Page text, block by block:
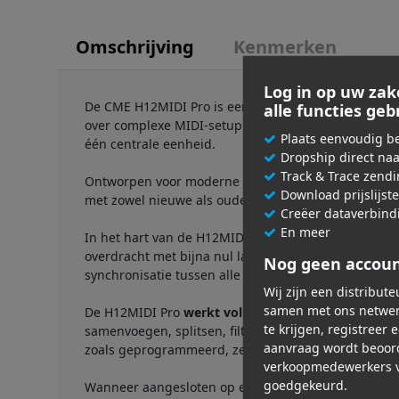
Omschrijving Kenmerken
De CME H12MIDI Pro is een professionele MIDI-
over complexe MIDI-setup. Met
6× TRS MIDI I/Oen
één centrale eenheid.
Ontworpen voor moderne hybride setups,
met zowel nieuwe als oudere apparatuur. Of u nu
In het hart van de H12MIDI Pro bevindt zich een
overdracht met bijna nul latentie levert. Alle MIDI-
synchronisatie tussen alle aangesloten apparaten.
De H12MIDI Pro werkt volledig standalone,
samenvoegen, splitsen, filteren en opnieuw
zoals geprogrammeerd, zelfs na het uitschakelen.
Wanneer aangesloten op eencomputer via USB-C
Log in op uw
alle functies
Plaats eenvoudig
Dropship direct
Track & Trace
Download
Creëer
En meer
Nog geen
Wij zijn een
samen met ons
te krijgen, registreer
aanvraag wordt
verkoopmedewerkers
goedgekeurd.